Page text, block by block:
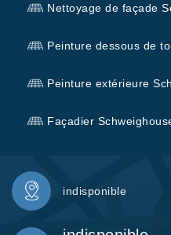
Nettoyage de façade
Peinture dessous de
Peinture extérieure
Façadier
indisponible